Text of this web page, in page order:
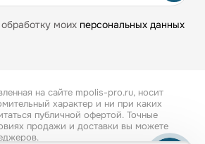
моих персональных данных
на сайте mpolis-pro.ru, носит
характер и ни при каких
публичной офертой. Точные
продажи и доставки вы можете